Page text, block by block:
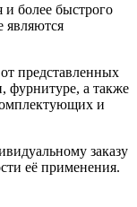
более быстрого
являются
представленных
фурнитуре, а также
и
заказу
её применения.